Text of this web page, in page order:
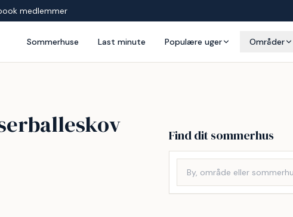
medlemmer
Sommerhuse Last minute Populære uger Områder
Find dit sommerhus